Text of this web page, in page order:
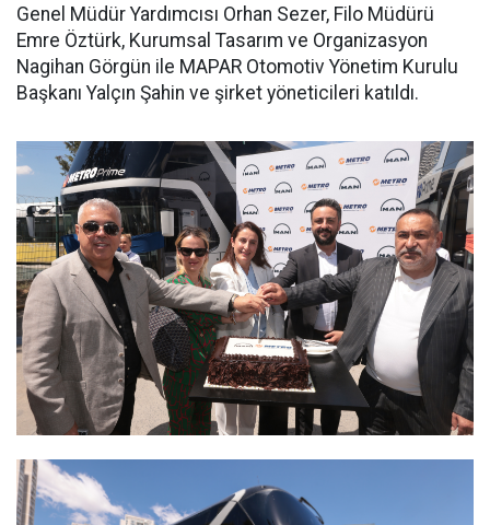
Genel Müdür Yardımcısı Orhan Sezer, Filo Müdürü
Emre Öztürk, Kurumsal Tasarım ve Organizasyon
Nagihan Görgün ile MAPAR Otomotiv Yönetim Kurulu
Başkanı Yalçın Şahin ve şirket yöneticileri katıldı.